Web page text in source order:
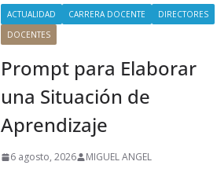
ACTUALIDAD CARRERA DOCENTE
DIRECTORES
DOCENTES
Prompt para Elaborar
una Situación de
Aprendizaje
6 agosto, 2026 MIGUEL ANGEL